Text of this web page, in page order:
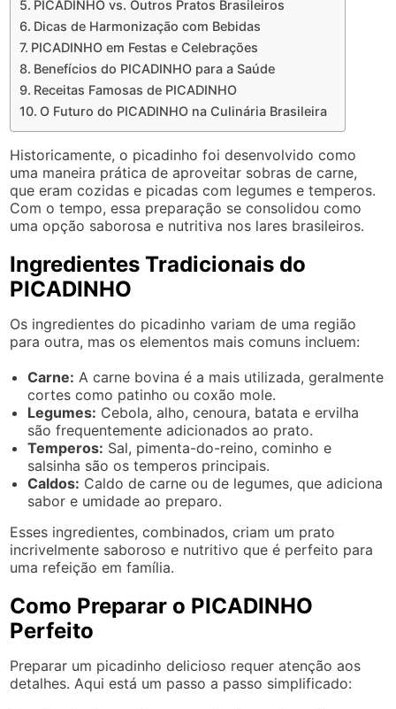
PICADINHO vs. Outros Pratos Brasileiros
Dicas de Harmonização com Bebidas
PICADINHO em Festas e Celebrações
Benefícios do PICADINHO para a Saúde
Receitas Famosas de PICADINHO
O Futuro do PICADINHO na Culinária Brasileira
Historicamente, o picadinho foi desenvolvido como
uma maneira prática de aproveitar sobras de carne,
que eram cozidas e picadas com legumes e temperos.
Com o tempo, essa preparação se consolidou como
uma opção saborosa e nutritiva nos lares brasileiros.
Ingredientes Tradicionais do
PICADINHO
Os ingredientes do picadinho variam de uma região
para outra, mas os elementos mais comuns incluem:
Carne: A carne bovina é a mais utilizada, geralmente
cortes como patinho ou coxão mole.
Legumes: Cebola, alho, cenoura, batata e ervilha
são frequentemente adicionados ao prato.
Temperos: Sal, pimenta-do-reino, cominho e
salsinha são os temperos principais.
Caldos: Caldo de carne ou de legumes, que adiciona
sabor e umidade ao preparo.
Esses ingredientes, combinados, criam um prato
incrivelmente saboroso e nutritivo que é perfeito para
uma refeição em família.
Como Preparar o PICADINHO
Perfeito
Preparar um picadinho delicioso requer atenção aos
detalhes. Aqui está um passo a passo simplificado: